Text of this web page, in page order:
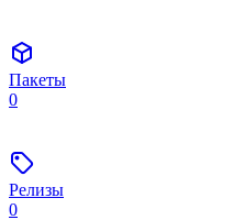
Пакеты
0
Релизы
0